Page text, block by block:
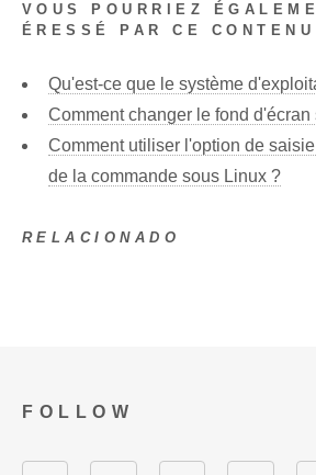
VOUS POURRIEZ
ÉRESSÉ PAR CE
Qu'est-ce que le système
Comment changer le fond d'écran
Comment utiliser l'option de
de la commande sous Linux ?
RELACIONADO
FOLLOW